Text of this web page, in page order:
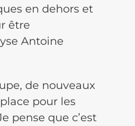
en dehors et
être
Antoine
de nouveaux
pour les
pense que c’est